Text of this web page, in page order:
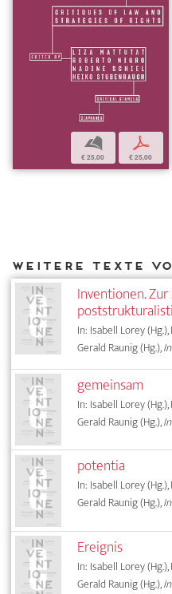
b
€ 25,00
p
€ 25,00
Inventionen.
In: Isabell Lorey
Gerald Raunig (Hg.),
gemeinsam
In: Isabell Lorey
Gerald Raunig (Hg.),
potentia
In: Isabell Lorey
Gerald Raunig (Hg.),
Ereignis
In: Isabell Lorey
Gerald Raunig (Hg.),